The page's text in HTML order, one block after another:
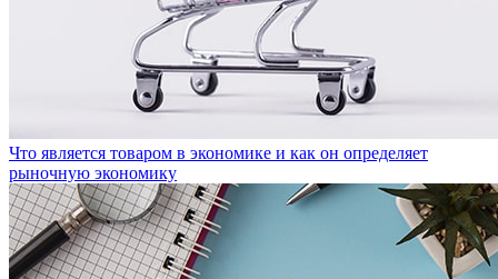
Что является товаром в экономике и как он определяет
рыночную экономику